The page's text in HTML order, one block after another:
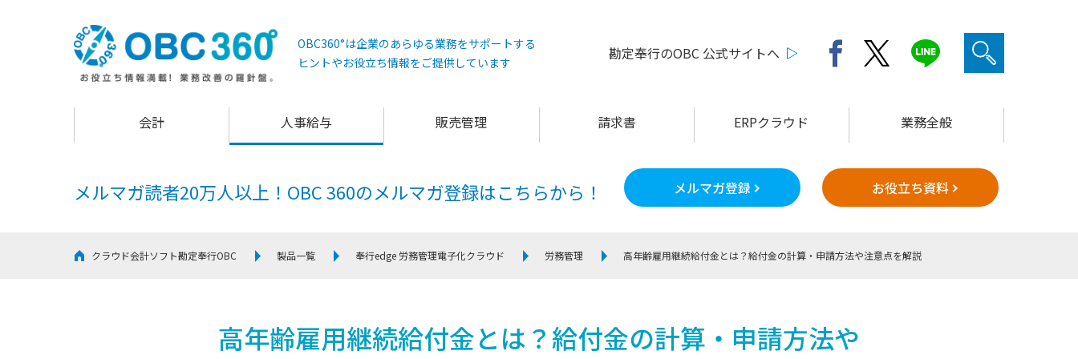
OBC360°は企業のあらゆる業務をサポートする
ヒントやお役立ち情報をご提供しています
勘定奉行のOBC 公式サイトへ
会計 人事給与 販売管理 請求書 ERPクラウド 業務全般
メルマガ読者20万人以上！ OBC 360のメルマガ登録はこちらから！ メルマガ登録 お役立ち資料
クラウド会計ソフト勘定奉行OBC 製品一覧 奉行edge 労務管理電子化クラウド 労務管理 高年齢雇用継続給付金とは？給付金の計算・申請方法や注意点を解説
高年齢雇用継続給付金とは？給付金の計算・申請方法や